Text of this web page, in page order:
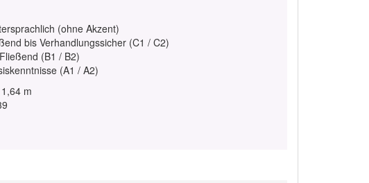
(ohne Akzent)
bis Verhandlungssicher (C1 / C2)
(B1 / B2)
(A1 / A2)
m